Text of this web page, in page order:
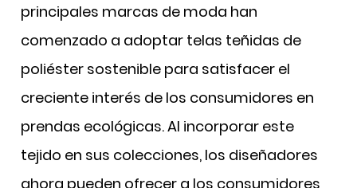
principales marcas de moda han
comenzado a adoptar telas teñidas de
poliéster sostenible para satisfacer el
creciente interés de los consumidores en
prendas ecológicas. Al incorporar este
tejido en sus colecciones, los diseñadores
ahora pueden ofrecer a los consumidores